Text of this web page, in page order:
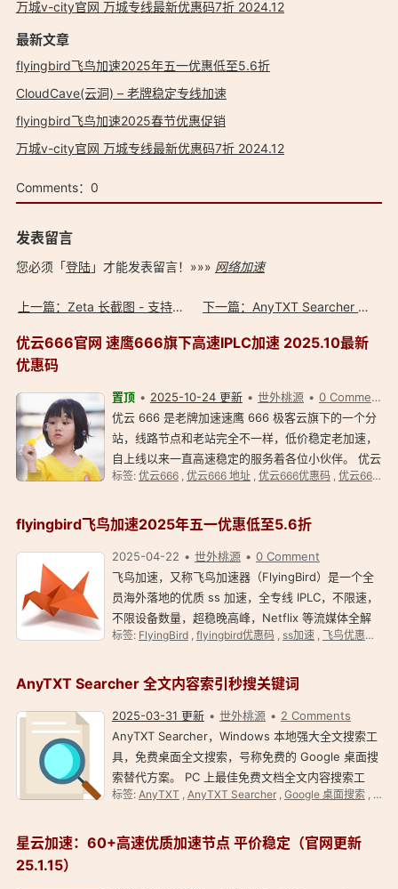
万城v-city官网 万城专线最新优惠码7折 2024.12
最新文章
flyingbird飞鸟加速2025年五一优惠低至5.6折
CloudCave(云洞) – 老牌稳定专线加速
flyingbird飞鸟加速2025春节优惠促销
万城v-city官网 万城专线最新优惠码7折 2024.12
Comments： 0
发表留言
您必须「登陆」才能发表留言！»»» 网络加速
上一篇：Zeta 长截图 - 支持长图拼接 & 滚动截屏 下一篇：AnyTXT Searcher 全文内容索引秒搜关键词
优云666官网 速鹰666旗下高速IPLC加速 2025.10最新
优惠码
置顶 2025-10-24 更新 世外桃源
0 Comment
优云 666 是老牌加速速鹰 666 极客云旗下的一个分
站，线路节点和老站完全不一样，低价稳定老加速，
自上线以来一直高速稳定的服务着各位小伙伴。 优云
666 速鹰 666 旗下高速加速简介 优云 666 新用户注
转/Azure…
标签: 优云666, 优云666 地址, 优云666优惠码, 优云666官网
flyingbird飞鸟加速2025年五一优惠低至5.6折
2025-04-22 世外桃源
0 Comment
飞鸟加速，又称飞鸟加速器（FlyingBird）是一个全
员海外落地的优质 ss 加速，全专线 IPLC，不限速，
不限设备数量，超稳晚高峰，Netflix 等流媒体全解
锁！ flyingbird 飞鸟加速简介 飞鸟加速目前在全球超
洲…
标签: FlyingBird, flyingbird优惠码, ss加速, 飞鸟优惠码
AnyTXT Searcher 全文内容索引秒搜关键词
2025-03-31 更新 世外桃源
2 Comments
AnyTXT Searcher，Windows 本地强大全文搜索工
具，免费桌面全文搜索，号称免费的 Google 桌面搜
索替代方案。 PC 上最佳免费文档全文内容搜索工
具。 AnyTXT Searcher 本地全文搜索神器 简介
AnyTXT S…
标签: AnyTXT , AnyTXT Searcher, Google 桌面搜索, 免费
星云加速：60+高速优质加速节点 平价稳定（官网更新
25.1.15）